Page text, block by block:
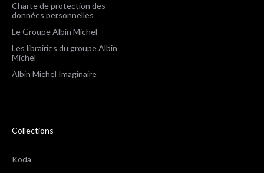
Charte de protection des
données personnelles
Le Groupe Albin Michel
Les librairies du groupe Albin
Michel
Albin Michel Imaginaire
Collections
Koda